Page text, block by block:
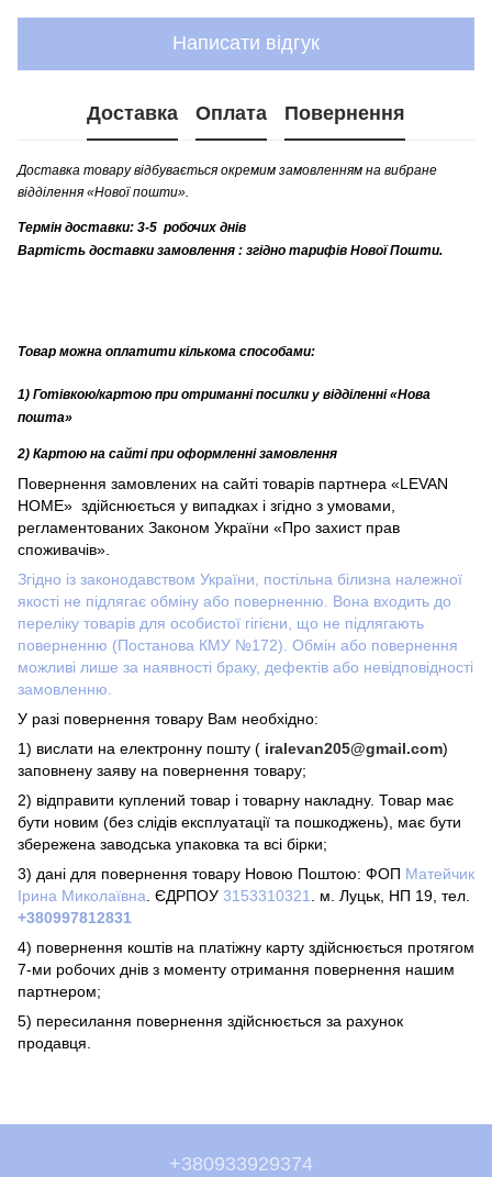
Написати відгук
Доставка Оплата Повернення
Доставка товару відбувається окремим замовленням на вибране
відділення «Нової пошти».
Термін доставки: 3-5 робочих днів
Вартість доставки замовлення : згідно тарифів Нової Пошти.
Товар можна оплатити кількома способами:
1) Готівкою/картою при отриманні посилки у відділенні «Нова
пошта»
2) Картою на сайті при оформленні замовлення
Повернення замовлених на сайті товарів партнера «LEVAN
HOME» здійснюється у випадках і згідно з умовами,
регламентованих Законом України «Про захист прав
споживачів».
Згідно із законодавством України, постільна білизна належної
якості не підлягає обміну або поверненню. Вона входить до
переліку товарів для особистої гігієни, що не підлягають
поверненню (Постанова КМУ №172). Обмін або повернення
можливі лише за наявності браку, дефектів або невідповідності
замовленню.
У разі повернення товару Вам необхідно:
1) вислати на електронну пошту ( iralevan205@gmail.com)
заповнену заяву на повернення товару;
2) відправити куплений товар і товарну накладну. Товар має
бути новим (без слідів експлуатації та пошкоджень), має бути
збережена заводська упаковка та всі бірки;
3) дані для повернення товару Новою Поштою: ФОП Матейчик
Ірина Миколаївна . ЄДРПОУ 3153310321 . м. Луцьк , НП 19 , тел.
+380997812831
4) повернення коштів на платіжну карту здійснюється протягом
7-ми робочих днів з моменту отримання повернення нашим
партнером;
5) пересилання повернення здійснюється за рахунок
продавця.
+380933929374